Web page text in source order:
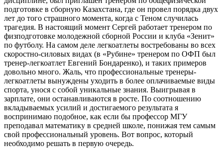
подготовке в сборную Казахстана, где он провел порядка двух
лет до того страшного момента, когда с Теном случилась
трагедия. В настоящий момент Сергей работает тренером по
физподготовке молодежной сборной России и клуба «Зенит»
по футболу. На самом деле легкоатлеты востребованы во всех
скоростно-силовых видах (в «Рубине» тренером по ОФП был
тренер-легкоатлет Евгений Бондаренко), и таких примеров
довольно много. Жаль, что профессиональные тренеры-
легкоатлеты вынуждены уходить в более оплачиваемые виды
спорта, унося с собой уникальные знания. Выигрывая в
зарплате, они останавливаются в росте. По соотношению
вкладываемых усилий и достигаемого результата я
воспринимаю подобное, как если бы профессор МГУ
преподавал математику в средней школе, понижая тем самым
свой профессиональный уровень. Вот вопрос, который
необходимо решать в первую очередь.